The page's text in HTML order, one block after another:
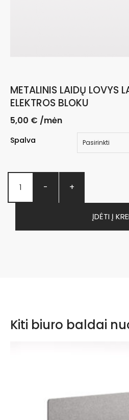
METALINIS LAIDŲ LOVYS
ELEKTROS BLOKU
5,00 € /mėn
Spalva
- +
ĮDĖTI Į
Kiti biuro baldai